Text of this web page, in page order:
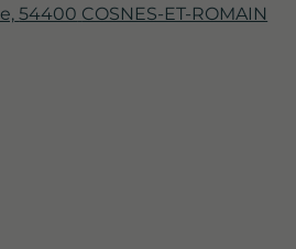
54400 COSNES-ET-ROMAIN